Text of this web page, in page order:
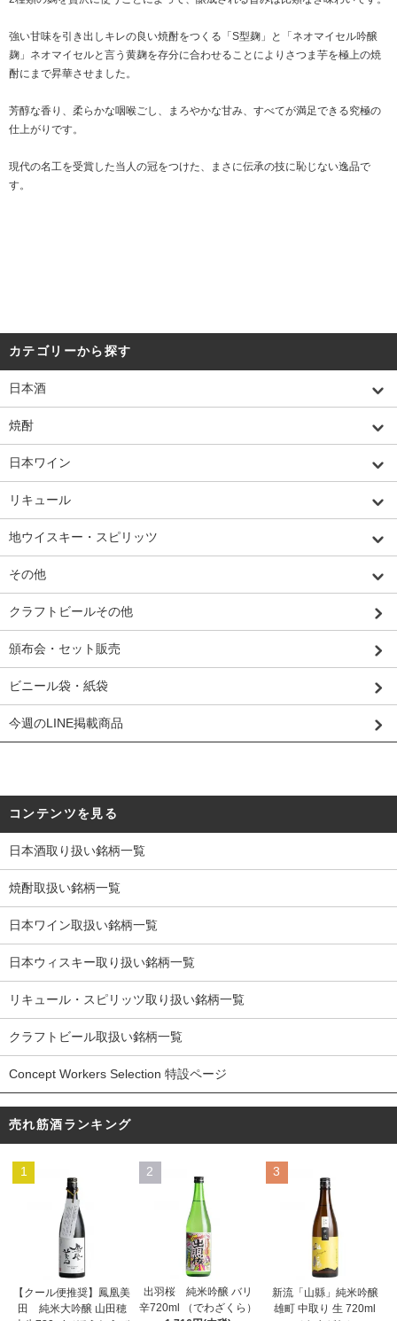
強い甘味を引き出しキレの良い焼酎をつくる「S型麹」と「ネオマイセル吟醸
麹」ネオマイセルと言う黄麹を存分に合わせることによりさつま芋を極上の焼
酎にまで昇華させました。
芳醇な香り、柔らかな咽喉ごし、まろやかな甘み、すべてが満足できる究極の
仕上がりです。
現代の名工を受賞した当人の冠をつけた、まさに伝承の技に恥じない逸品で
す。
カテゴリーから探す
日本酒
焼酎
日本ワイン
リキュール
地ウイスキー・スピリッツ
その他
クラフトビールその他
頒布会・セット販売
ビニール袋・紙袋
今週のLINE掲載商品
コンテンツを見る
日本酒取り扱い銘柄一覧
焼酎取扱い銘柄一覧
日本ワイン取扱い銘柄一覧
日本ウィスキー取り扱い銘柄一覧
リキュール・スピリッツ取り扱い銘柄一覧
クラフトビール取扱い銘柄一覧
Concept Workers Selection 特設ページ
売れ筋酒ランキング
1
【クール便推奨】鳳凰美
田 純米大吟醸 山田穂
2
出羽桜 純米吟醸 バリ
辛720ml （でわざくら）
3
新流「山縣」純米吟醸
雄町 中取り 生 720ml